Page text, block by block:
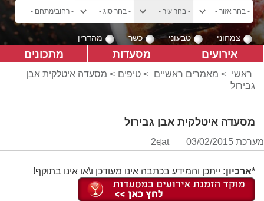
צמחוני טבעוני כשר מהדרין
אירועים מסעדות מתכונים
ראשי > מאמרים ראשיים > טיפים > מסעדה איטלקית אבן
גבירול
מסעדה איטלקית אבן גבירול
מערכת 2eat 03/02/2015
*ארכיון: ייתכן והמידע בכתבה אינו מעודכן ו\או אינו בתוקף!